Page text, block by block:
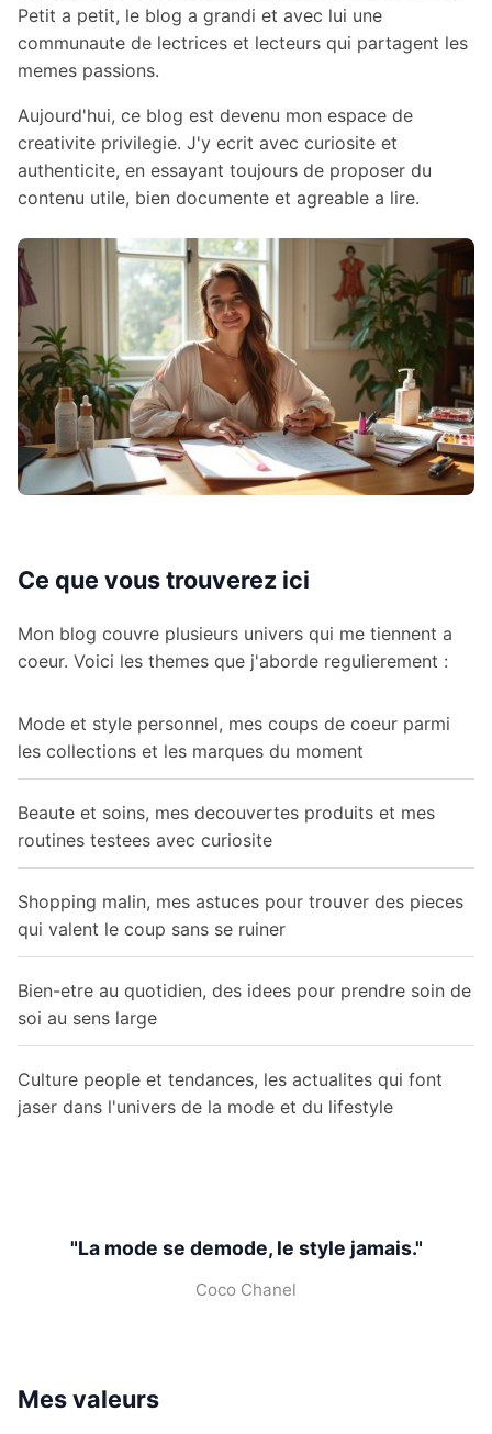
Petit a petit, le blog a grandi et avec lui une
communaute de lectrices et lecteurs qui partagent les
memes passions.
Aujourd'hui, ce blog est devenu mon espace de
creativite privilegie. J'y ecrit avec curiosite et
authenticite, en essayant toujours de proposer du
contenu utile, bien documente et agreable a lire.
Ce que vous trouverez ici
Mon blog couvre plusieurs univers qui me tiennent a
coeur. Voici les themes que j'aborde regulierement :
Mode et style personnel, mes coups de coeur parmi
les collections et les marques du moment
Beaute et soins, mes decouvertes produits et mes
routines testees avec curiosite
Shopping malin, mes astuces pour trouver des pieces
qui valent le coup sans se ruiner
Bien-etre au quotidien, des idees pour prendre soin de
soi au sens large
Culture people et tendances, les actualites qui font
jaser dans l'univers de la mode et du lifestyle
"La mode se demode, le style jamais."
Coco Chanel
Mes valeurs